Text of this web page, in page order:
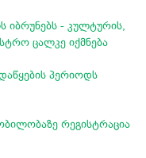
იბრუნებს - კულტურის,
ცალკე იქმნება
პერიოდს
რეგისტრაცია